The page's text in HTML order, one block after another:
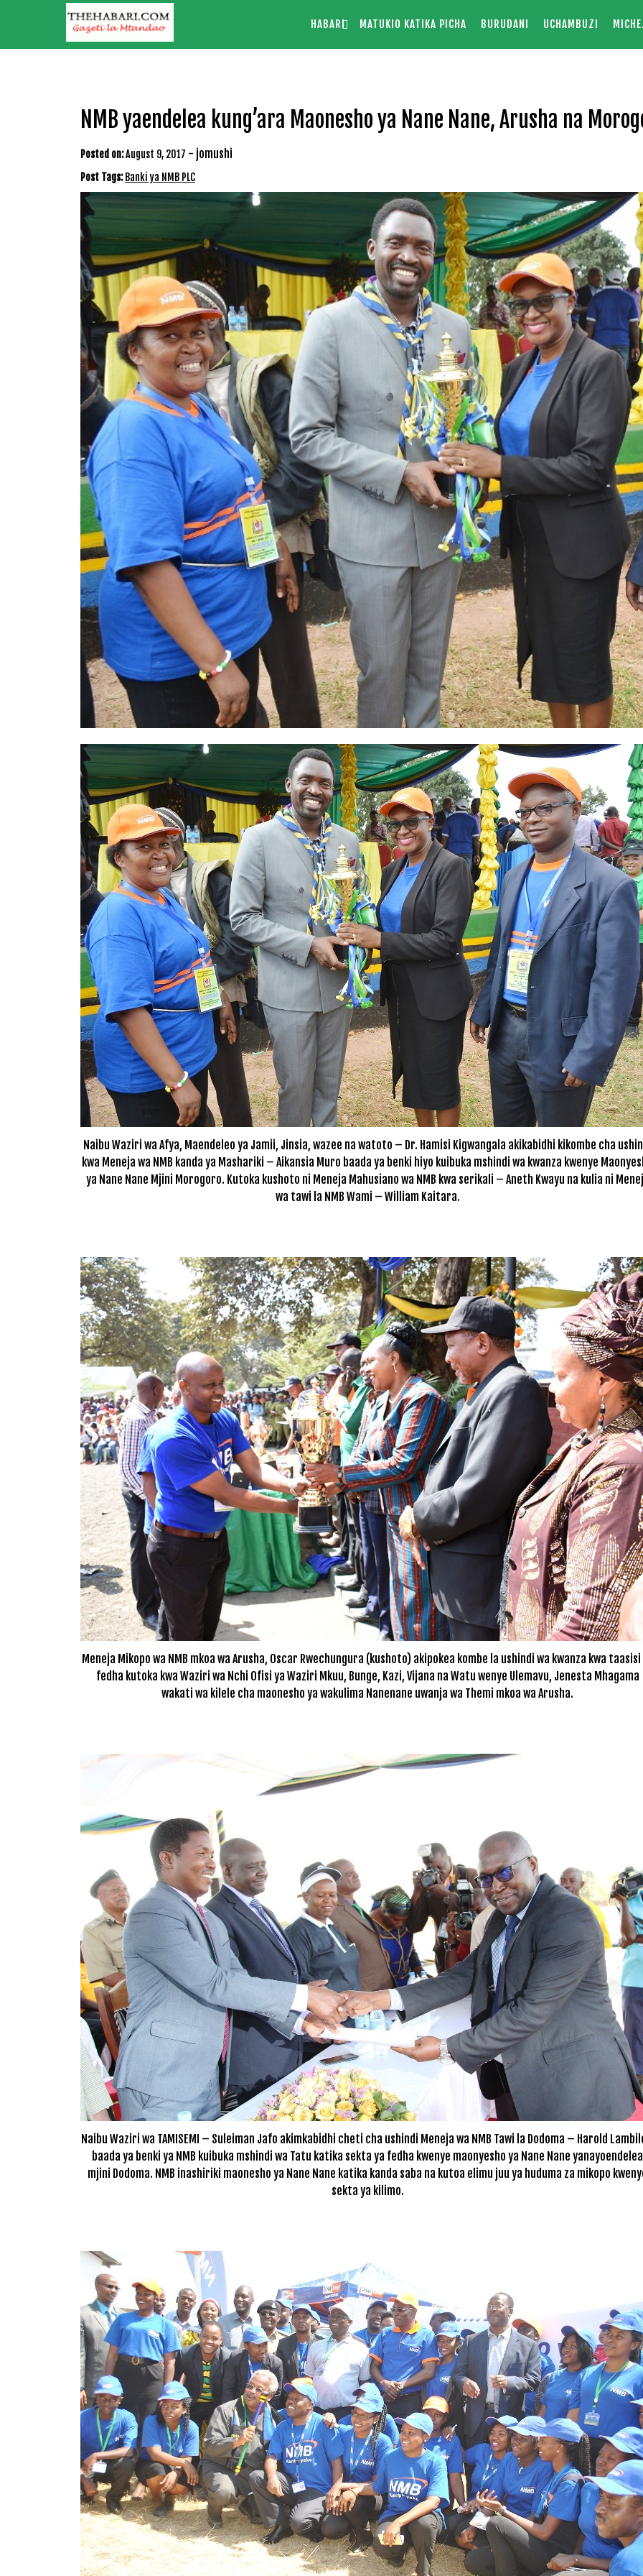
HABARI MATUKIO KATIKA PICHA BURUDANI UCHAMBUZI
NMB yaendelea kung’ara Maonesho ya Nane Nane, Arusha na
Posted on:August 9, 2017 - jomushi
Post Tags: Banki ya NMB PLC
Naibu Waziri wa Afya, Maendeleo ya Jamii, Jinsia, wazee na watoto – Dr. Hamisi Kigwangala akikabidhi kikombe cha
kwa Meneja wa NMB kanda ya Mashariki – Aikansia Muro baada ya benki hiyo kuibuka mshindi wa kwanza kwenye
ya Nane Nane Mjini Morogoro. Kutoka kushoto ni Meneja Mahusiano wa NMB kwa serikali – Aneth Kwayu na kulia ni
wa tawi la NMB Wami – William Kaitara.
Meneja Mikopo wa NMB mkoa wa Arusha, Oscar Rwechungura (kushoto) akipokea kombe la ushindi wa kwanza kwa taasisi
fedha kutoka kwa Waziri wa Nchi Ofisi ya Waziri Mkuu, Bunge, Kazi, Vijana na Watu wenye Ulemavu, Jenesta Mhagama
wakati wa kilele cha maonesho ya wakulima Nanenane uwanja wa Themi mkoa wa Arusha.
Naibu Waziri wa TAMISEMI – Suleiman Jafo akimkabidhi cheti cha ushindi Meneja wa NMB Tawi la Dodoma – Harold
baada ya benki ya NMB kuibuka mshindi wa Tatu katika sekta ya fedha kwenye maonyesho ya Nane Nane yanayoendelea
mjini Dodoma. NMB inashiriki maonesho ya Nane Nane katika kanda saba na kutoa elimu juu ya huduma za mikopo
sekta ya kilimo.